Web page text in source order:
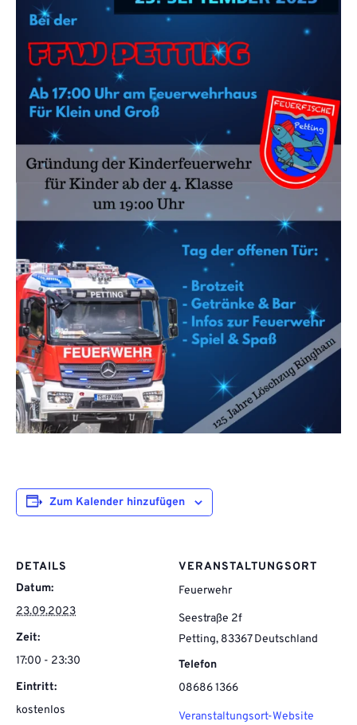
Zum Kalender hinzufügen
DETAILS
Datum:
23.09.2023
Zeit:
17:00 - 23:30
Eintritt:
kostenlos
VERANSTALTUNGSORT
Feuerwehr
Seestraße 2f
Petting, 83367 Deutschland
Telefon
08686 1366
Veranstaltungsort-Website